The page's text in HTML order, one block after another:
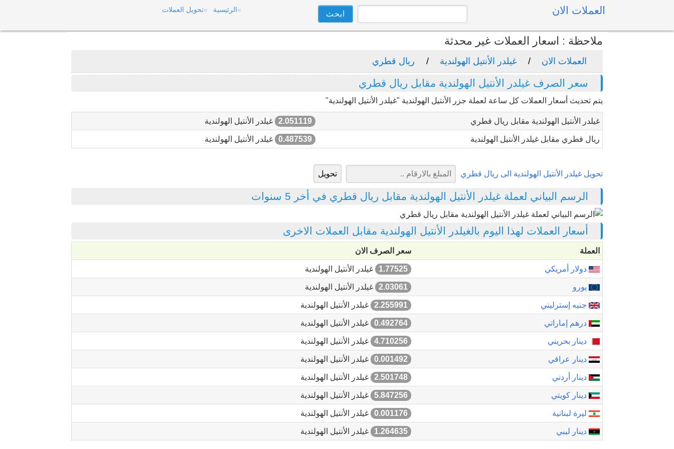
العملات الان الرئيسية تحويل العملات
ملاحظة : اسعار العملات غير محدثة
العملات الان غيلدر الأنتيل الهولندية ريال قطري
سعر الصرف غيلدر الأنتيل الهولندية مقابل ريال قطري
يتم تحديث أسعار العملات كل ساعة لعملة جزر الأنتيل الهولندية "غيلدر الأنتيل الهولندية"
غيلدر الأنتيل الهولندية مقابل ريال قطري 2.051119 غيلدر الأنتيل الهولندية
ريال قطري مقابل غيلدر الأنتيل الهولندية 0.487539 غيلدر الأنتيل الهولندية
تحويل غيلدر الأنتيل الهولندية الى ريال قطري
الرسم البياني لعملة غيلدر الأنتيل الهولندية مقابل ريال قطري في أخر 5 سنوات
أسعار العملات لهذا اليوم بالغيلدر الأنتيل الهولندية مقابل العملات الاخرى
العملة سعر الصرف الان
دولار أمريكي 1.77525 غيلدر الأنتيل الهولندية
يورو 2.03061 غيلدر الأنتيل الهولندية
جنيه إسترليني 2.255991 غيلدر الأنتيل الهولندية
درهم إماراتي 0.492764 غيلدر الأنتيل الهولندية
دينار بحريني 4.710256 غيلدر الأنتيل الهولندية
دينار عراقي 0.001492 غيلدر الأنتيل الهولندية
دينار أردني 2.501748 غيلدر الأنتيل الهولندية
دينار كويتي 5.847256 غيلدر الأنتيل الهولندية
ليرة لبنانية 0.001176 غيلدر الأنتيل الهولندية
دينار ليبي 1.264635 غيلدر الأنتيل الهولندية